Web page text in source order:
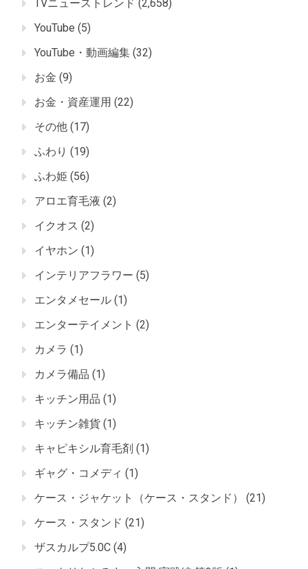
TVニューストレンド (2,658)
YouTube (5)
YouTube・動画編集 (32)
お金 (9)
お金・資産運用 (22)
その他 (17)
ふわり (19)
ふわ姫 (56)
アロエ育毛液 (2)
イクオス (2)
イヤホン (1)
インテリアフラワー (5)
エンタメセール (1)
エンターテイメント (2)
カメラ (1)
カメラ備品 (1)
キッチン用品 (1)
キッチン雑貨 (1)
キャピキシル育毛剤 (1)
ギャグ・コメディ (1)
ケース・ジャケット（ケース・スタンド）
(21)
ケース・スタンド (21)
ザスカルプ5.0C (4)